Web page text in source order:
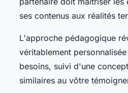
ses contenus aux réalités
L'approche pédagogique
véritablement
besoins, suivi d'une
similaires au vôtre